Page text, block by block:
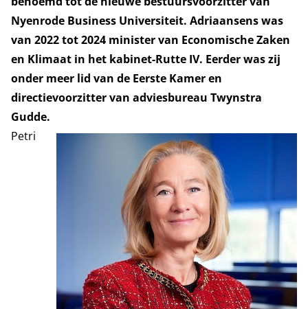
Nyenrode Business Universiteit. Adriaansens was
van 2022 tot 2024 minister van Economische Zaken
en Klimaat in het kabinet-Rutte IV. Eerder was zij
onder meer lid van de Eerste Kamer en
directievoorzitter van adviesbureau Twynstra
Gudde.
Petri